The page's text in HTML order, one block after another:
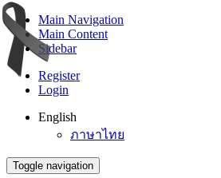
Main Navigation
Main Content
Sidebar
Register
Login
English
ภาษาไทย
Toggle navigation